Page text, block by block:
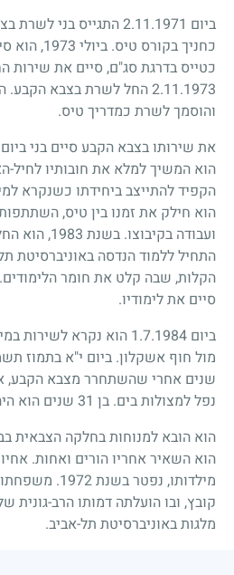
ביום 2.11.1971התגייס בני לשרת
כחניך בקורס טיס. ביולי 1973, הוא
כטייס בדרגת סג"ם, סיים את שירות
2.11.1973החל לשרת בצבא הקבע.
והוסמך לשרת כמדריך טיס.
את שירותו בצבא הקבע סיים בני ביום
הוא המשיך למלא את חובותיו לחיל-
הקפיד להתייצב ביחידתו כשנקרא
הוא חילק את זמנו בין טיס,
ועבודה בקיבוצו. בשנת 1983, הוא
התחיל ללמוד הנדסה באוניברסיטת
הקלות, שבה קלט את חומר
סיים את לימודיו.
ביום 1.7.1984 הוא נקרא לשירות
מול חוף אשקלון. ביום י"א בתמוז
שנים אחרי שהשתחרר מצבא הקבע,
נפל למצולות בים. בן 31 שנים הוא
הוא הובא למנוחות בחלקה הצבאית
הוא השאיר אחריו הורים ואחות.
מילדותו, נפטר בשנת1972. משפחתו
קובץ, ובו הועלתה דמותו הרב-גונית
מלגות באוניברסיטת תל-אביב.